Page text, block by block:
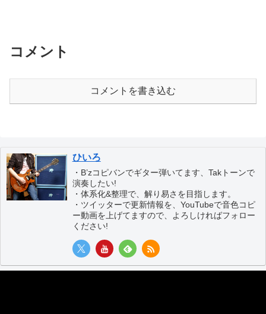
コメント
コメントを書き込む
ひいろ
・B’zコピバンでギター弾いてます、Takトーンで
演奏したい!
・体系化&整理で、解り易さを目指します。
・ツイッターで更新情報を、YouTubeで音色コピ
ー動画を上げてますので、よろしければフォロー
ください!